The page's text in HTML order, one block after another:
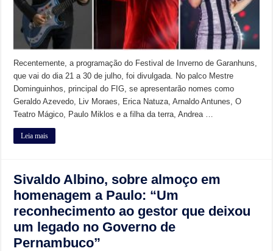
Recentemente, a programação do Festival de Inverno de Garanhuns,
que vai do dia 21 a 30 de julho, foi divulgada. No palco Mestre
Dominguinhos, principal do FIG, se apresentarão nomes como
Geraldo Azevedo, Liv Moraes, Erica Natuza, Arnaldo Antunes, O
Teatro Mágico, Paulo Miklos e a filha da terra, Andrea …
Leia mais
Sivaldo Albino, sobre almoço em
homenagem a Paulo: “Um
reconhecimento ao gestor que deixou
um legado no Governo de
Pernambuco”